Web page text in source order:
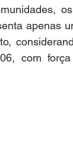
apenas
com